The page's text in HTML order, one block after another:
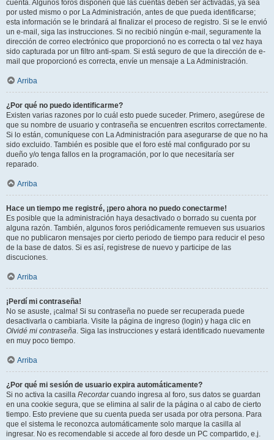
cuenta. Algunos foros disponen que las cuentas deben ser activadas, ya sea
por usted mismo o por La Administración, antes de que pueda identificarse;
esta información se le brindará al finalizar el proceso de registro. Si se le envió
un e-mail, siga las instrucciones. Si no recibió ningún e-mail, seguramente la
dirección de correo electrónico que proporcionó no es correcta o tal vez haya
sido capturada por un filtro anti-spam. Si está seguro de que la dirección de e-
mail que proporcionó es correcta, envíe un mensaje a La Administración.
Arriba
¿Por qué no puedo identificarme?
Existen varias razones por lo cuál esto puede suceder. Primero, asegúrese de
que su nombre de usuario y contraseña se encuentren escritos correctamente.
Si lo están, comuníquese con La Administración para asegurarse de que no ha
sido excluido. También es posible que el foro esté mal configurado por su
dueño y/o tenga fallos en la programación, por lo que necesitaría ser
reparado.
Arriba
Hace un tiempo me registré, ¡pero ahora no puedo conectarme!
Es posible que la administración haya desactivado o borrado su cuenta por
alguna razón. También, algunos foros periódicamente remueven sus usuarios
que no publicaron mensajes por cierto periodo de tiempo para reducir el peso
de la base de datos. Si es así, registrese de nuevo y participe de las
discuciones.
Arriba
¡Perdí mi contraseña!
No se asuste, ¡calma! Si su contraseña no puede ser recuperada puede
desactivarla o cambiarla. Visite la página de ingreso (login) y haga clic en
Olvidé mi contraseña. Siga las instrucciones y estará identificado nuevamente
en muy poco tiempo.
Arriba
¿Por qué mi sesión de usuario expira automáticamente?
Si no activa la casilla Recordarcuando ingresa al foro, sus datos se guardan
en una cookie segura, que se elimina al salir de la página o al cabo de cierto
tiempo. Esto previene que su cuenta pueda ser usada por otra persona. Para
que el sistema le reconozca automáticamente solo marque la casilla al
ingresar. No es recomendable si accede al foro desde un PC compartido, e.j.